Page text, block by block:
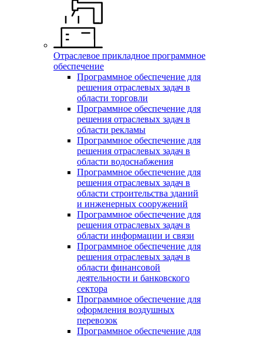
Отраслевое прикладное программное
обеспечение
Программное обеспечение для
решения отраслевых задач в
области торговли
Программное обеспечение для
решения отраслевых задач в
области рекламы
Программное обеспечение для
решения отраслевых задач в
области водоснабжения
Программное обеспечение для
решения отраслевых задач в
области строительства зданий
и инженерных сооружений
Программное обеспечение для
решения отраслевых задач в
области информации и связи
Программное обеспечение для
решения отраслевых задач в
области финансовой
деятельности и банковского
сектора
Программное обеспечение для
оформления воздушных
перевозок
Программное обеспечение для